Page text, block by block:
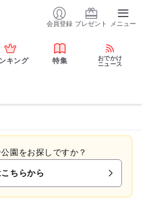
会員登録 プレゼント メニュー
キング 特集
おでかけ
ニュース
園をお探しですか？
ちらから